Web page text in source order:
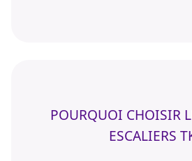
POURQUOI CHOISIR
ESCALIERS